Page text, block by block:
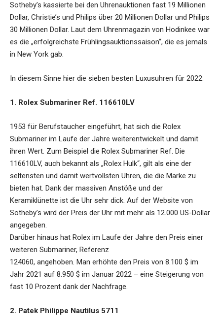
Sotheby’s kassierte bei den Uhrenauktionen fast 19 Millionen
Dollar, Christie’s und Philips über 20 Millionen Dollar und Philips
30 Millionen Dollar. Laut dem Uhrenmagazin von Hodinkee war
es die „erfolgreichste Frühlingsauktionssaison“, die es jemals
in New York gab.
In diesem Sinne hier die sieben besten Luxusuhren für 2022:
1. Rolex Submariner Ref. 116610LV
1953 für Berufstaucher eingeführt, hat sich die Rolex
Submariner im Laufe der Jahre weiterentwickelt und damit
ihren Wert. Zum Beispiel die Rolex Submariner Ref. Die
116610LV, auch bekannt als „Rolex Hulk“, gilt als eine der
seltensten und damit wertvollsten Uhren, die die Marke zu
bieten hat. Dank der massiven Anstöße und der
Keramiklünette ist die Uhr sehr dick. Auf der Website von
Sotheby’s wird der Preis der Uhr mit mehr als 12.000 US-Dollar
angegeben.
Darüber hinaus hat Rolex im Laufe der Jahre den Preis einer
weiteren Submariner, Referenz
124060, angehoben. Man erhöhte den Preis von 8.100 $ im
Jahr 2021 auf 8.950 $ im Januar 2022 – eine Steigerung von
fast 10 Prozent dank der Nachfrage.
2. Patek Philippe Nautilus 5711